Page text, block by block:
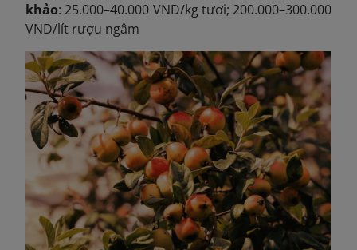
khảo: 25.000–40.000 VND/kg tươi; 200.000–300.000
VND/lít rượu ngâm